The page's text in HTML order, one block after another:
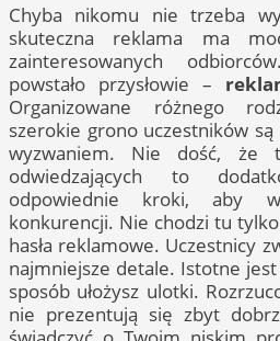
Chyba nikomu nie trzeba
skuteczna reklama ma
zainteresowanych
powstało przysłowie –
Organizowane różnego
szerokie grono uczestników
wyzwaniem. Nie dość, że
odwiedzających to
odpowiednie kroki, aby
konkurencji. Nie chodzi tu
hasła reklamowe. Uczestnicy
najmniejsze detale. Istotne
sposób ułożysz ulotki.
nie prezentują się zbyt